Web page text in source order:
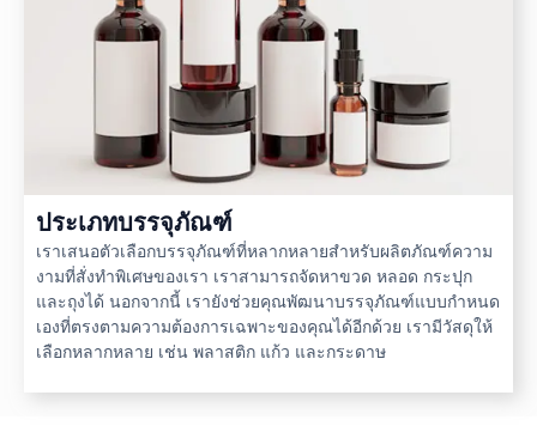
ประเภทบรรจุภัณฑ์
เราเสนอตัวเลือกบรรจุภัณฑ์ที่หลากหลายสำหรับผลิตภัณฑ์ความ
งามที่สั่งทำพิเศษของเรา เราสามารถจัดหาขวด หลอด กระปุก
และถุงได้ นอกจากนี้ เรายังช่วยคุณพัฒนาบรรจุภัณฑ์แบบกำหนด
เองที่ตรงตามความต้องการเฉพาะของคุณได้อีกด้วย เรามีวัสดุให้
เลือกหลากหลาย เช่น พลาสติก แก้ว และกระดาษ